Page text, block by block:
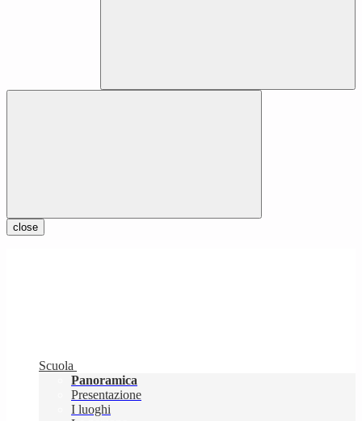
close
Scuola
Panoramica
Presentazione
I luoghi